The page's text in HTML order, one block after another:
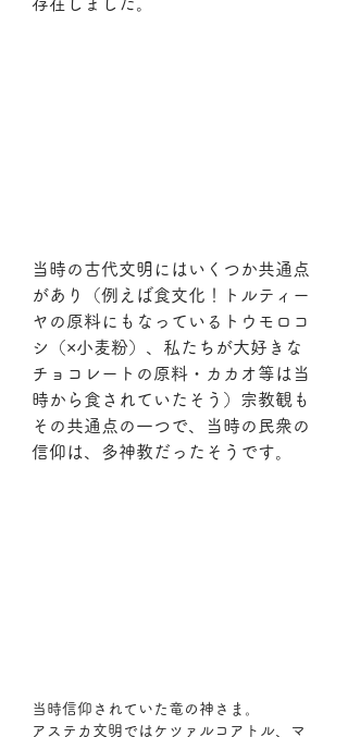
当時の古代文明にはいくつか共通点
があり（例えば食文化！トルティー
ヤの原料にもなっているトウモロコ
シ（×小麦粉）、私たちが大好きな
チョコレートの原料・カカオ等は当
時から食されていたそう）宗教観も
その共通点の一つで、当時の民衆の
信仰は、多神教だったそうです。
当時信仰されていた竜の神さま。
アステカ文明ではケツァルコアトル、マ